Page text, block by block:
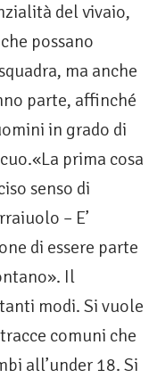
del vivaio,
possano
ma anche
parte, affinché
in grado di
prima cosa
senso di
– E’
di essere parte
Il
modi. Si vuole
comuni che
all’under 18. Si